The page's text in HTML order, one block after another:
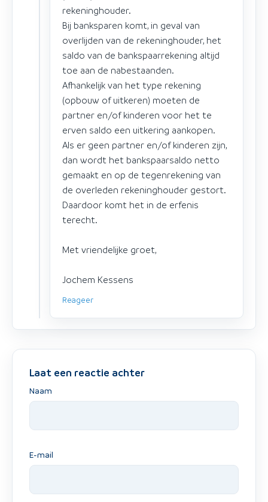
rekeninghouder.
Bij banksparen komt, in geval van
overlijden van de rekeninghouder, het
saldo van de bankspaarrekening altijd
toe aan de nabestaanden.
Afhankelijk van het type rekening
(opbouw of uitkeren) moeten de
partner en/of kinderen voor het te
erven saldo een uitkering aankopen.
Als er geen partner en/of kinderen zijn,
dan wordt het bankspaarsaldo netto
gemaakt en op de tegenrekening van
de overleden rekeninghouder gestort.
Daardoor komt het in de erfenis
terecht.
Met vriendelijke groet,
Jochem Kessens
Reageer
Laat een reactie achter
Naam
E-mail